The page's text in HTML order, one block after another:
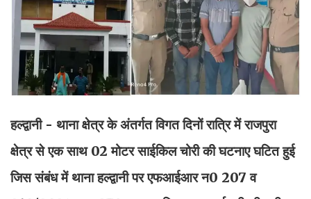
हल्द्वानी - थाना क्षेत्र के अंतर्गत विगत दिनों रात्रि में राजपुरा
क्षेत्र से एक साथ 02 मोटर साईकिल चोरी की घटनाए घटित हुई
जिस संबंध में थाना हल्द्वानी पर एफआईआर न0 207 व